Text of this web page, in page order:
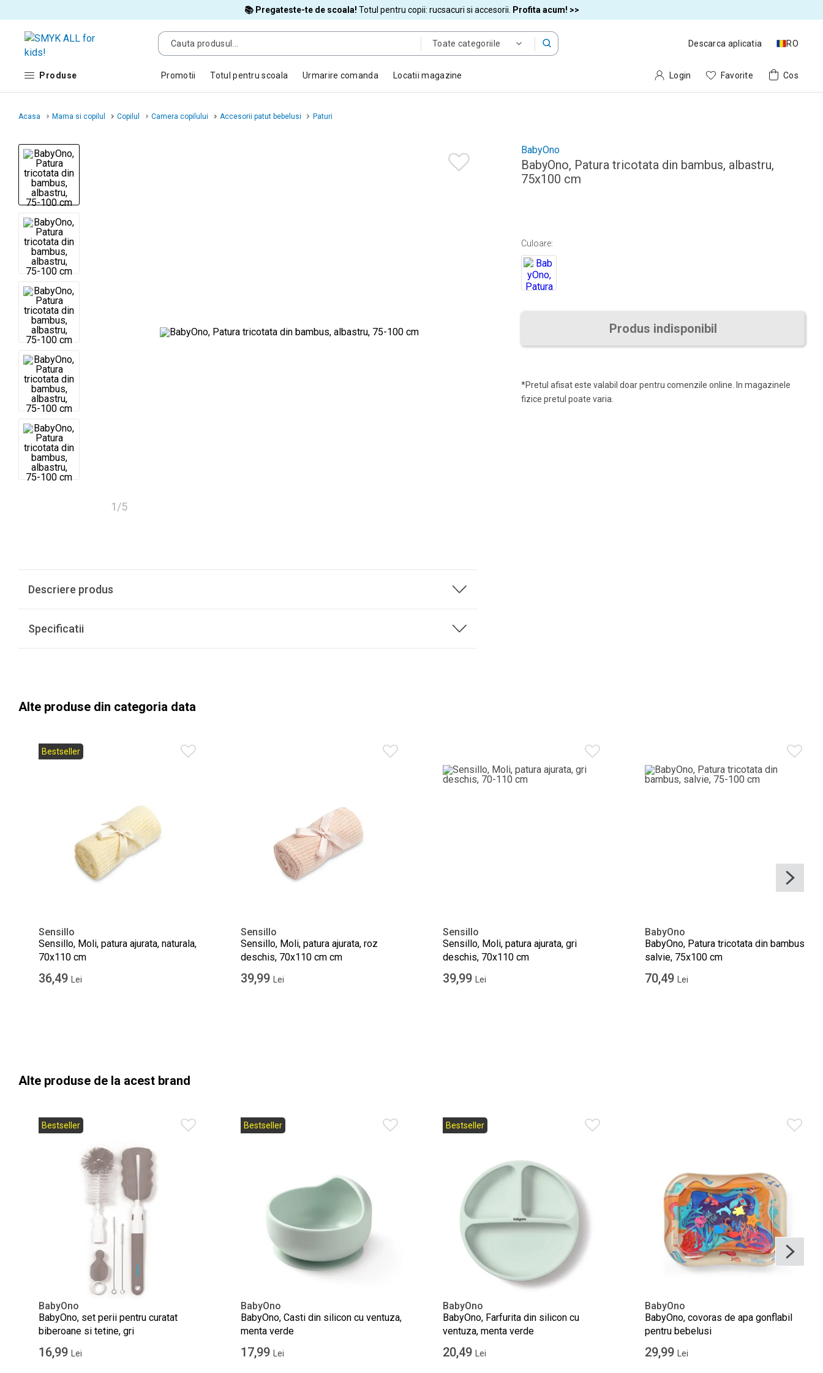
📚 Pregateste-te de scoala! Totul pentru copii: rucsacuri si accesorii. Profita acum! >>
Toate categoriile Descarca aplicatia RO
Produse Promotii Totul pentru scoala Urmarire comanda Locatii magazine Login Favorite Cos
Acasa Mama si copilul Copilul Camera copilului Accesorii patut bebelusi Paturi
1/5
Descriere produs
Specificatii
BabyOno
BabyOno, Patura tricotata din bambus, albastru,
75x100 cm
Culoare:
Produs indisponibil
*Pretul afisat este valabil doar pentru comenzile online. In magazinele
fizice pretul poate varia.
Alte produse din categoria data
Bestseller
Sensillo
Sensillo, Moli, patura ajurata, naturala,
70x110 cm
36,49 Lei
Sensillo
Sensillo, Moli, patura ajurata, roz
deschis, 70x110 cm cm
39,99 Lei
Sensillo
Sensillo, Moli, patura ajurata, gri
deschis, 70x110 cm
39,99 Lei
BabyOno
BabyOno, Patura tricotata din bambus,
salvie, 75x100 cm
70,49 Lei
Alte produse de la acest brand
Bestseller
BabyOno
BabyOno, set perii pentru curatat
biberoane si tetine, gri
16,99 Lei
Bestseller
BabyOno
BabyOno, Casti din silicon cu ventuza,
menta verde
17,99 Lei
Bestseller
BabyOno
BabyOno, Farfurita din silicon cu
ventuza, menta verde
20,49 Lei
BabyOno
BabyOno, covoras de apa gonflabil
pentru bebelusi
29,99 Lei